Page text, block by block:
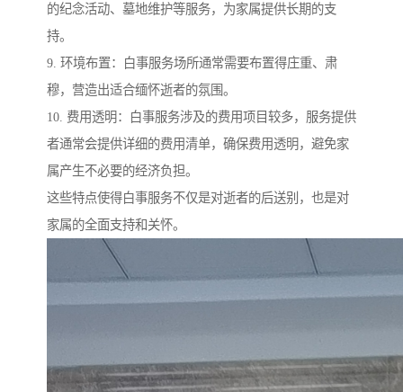
的纪念活动、墓地维护等服务，为家属提供长期的支
持。
9. 环境布置：白事服务场所通常需要布置得庄重、肃
穆，营造出适合缅怀逝者的氛围。
10. 费用透明：白事服务涉及的费用项目较多，服务提供
者通常会提供详细的费用清单，确保费用透明，避免家
属产生不必要的经济负担。
这些特点使得白事服务不仅是对逝者的后送别，也是对
家属的全面支持和关怀。